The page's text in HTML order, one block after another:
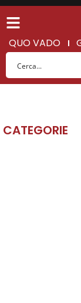
QUO VADO
CATEGORIE